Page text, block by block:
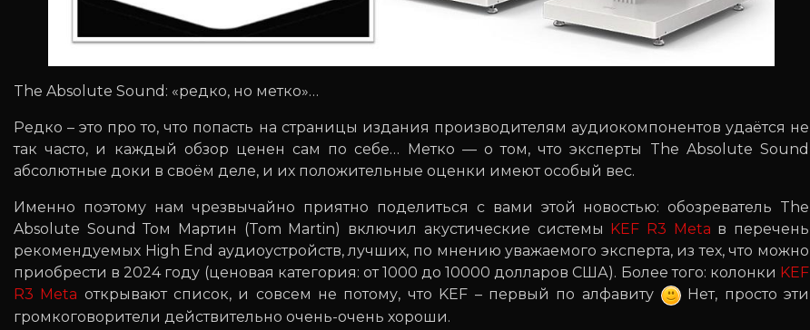
The Absolute Sound: «редко, но метко»…
Редко – это про то, что попасть на страницы издания производителям аудиокомпонентов удаётся не
так часто, и каждый обзор ценен сам по себе… Метко — о том, что эксперты The Absolute Sound
абсолютные доки в своём деле, и их положительные оценки имеют особый вес.
Именно поэтому нам чрезвычайно приятно поделиться с вами этой новостью: обозреватель The
Absolute Sound Том Мартин (Tom Martin) включил акустические системы
KEF R3 Meta в перечень
рекомендуемых High End аудиоустройств, лучших, по мнению уважаемого эксперта, из тех, что можно
приобрести в 2024 году (ценовая категория: от 1000 до 10000 долларов США). Более того: колонки KEF
R3 Meta открывают список, и совсем не потому, что KEF – первый по алфавиту
Нет, просто эти
громкоговорители действительно очень-очень хороши.